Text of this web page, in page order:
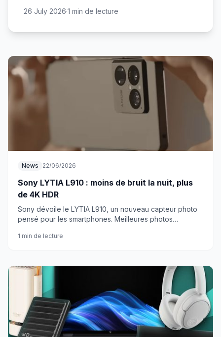
26 July 2026·1 min de lecture
News 22/06/2026
Sony LYTIA L910 : moins de bruit la nuit, plus
de 4K HDR
Sony dévoile le LYTIA L910, un nouveau capteur photo
pensé pour les smartphones. Meilleures photos
vider la batterie.
1 min de lecture